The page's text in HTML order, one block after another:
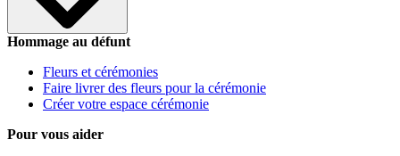
Hommage au défunt
Fleurs et cérémonies
Faire livrer des fleurs pour la cérémonie
Créer votre espace cérémonie
Pour vous aider